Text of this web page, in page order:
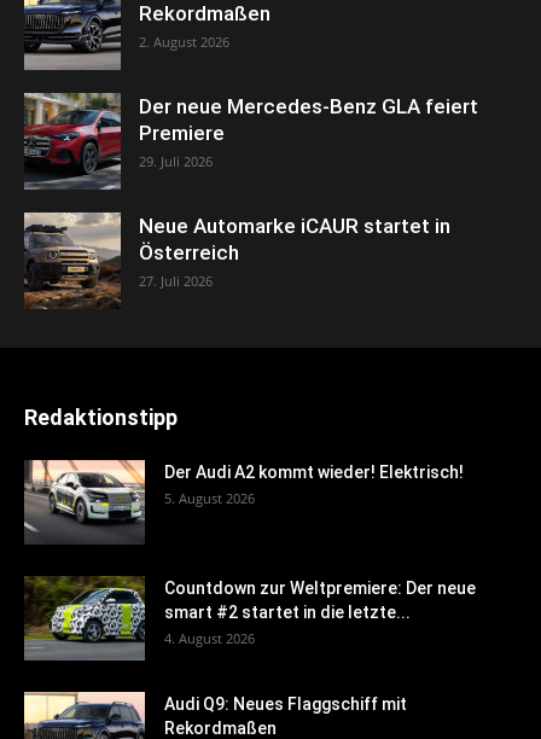
Rekordmaßen
2. August 2026
Der neue Mercedes-Benz GLA feiert
Premiere
29. Juli 2026
Neue Automarke iCAUR startet in
Österreich
27. Juli 2026
Redaktionstipp
Der Audi A2 kommt wieder! Elektrisch!
5. August 2026
Countdown zur Weltpremiere: Der neue
smart #2 startet in die letzte...
4. August 2026
Audi Q9: Neues Flaggschiff mit
Rekordmaßen